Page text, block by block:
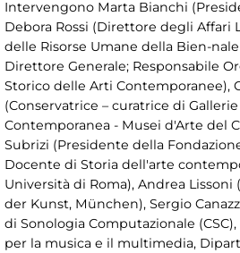
Intervengono Marta Bianchi
Debora Rossi (Direttore degli Affari
delle Risorse Umane della Bien-
Direttore Generale; Responsabile
Storico delle Arti Contemporanee),
(Conservatrice – curatrice di
Contemporanea - Musei d'Arte del
Subrizi (Presidente della
Docente di Storia dell'arte
Università di Roma), Andrea
der Kunst, München), Sergio
di Sonologia Computazionale
per la musica e il multimedia,